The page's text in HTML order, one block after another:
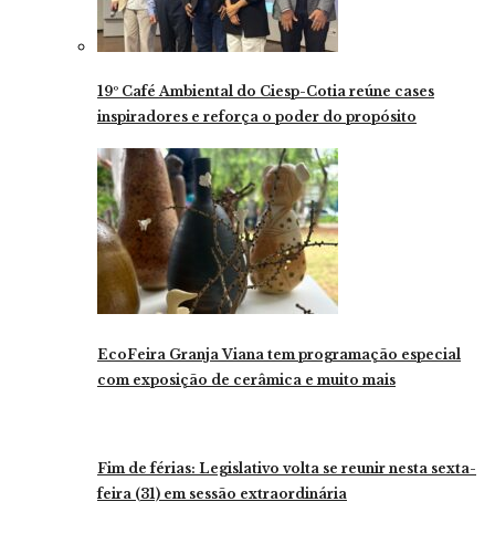
19º Café Ambiental do Ciesp-Cotia reúne cases
inspiradores e reforça o poder do propósito
EcoFeira Granja Viana tem programação especial
com exposição de cerâmica e muito mais
Fim de férias: Legislativo volta se reunir nesta sexta-
feira (31) em sessão extraordinária